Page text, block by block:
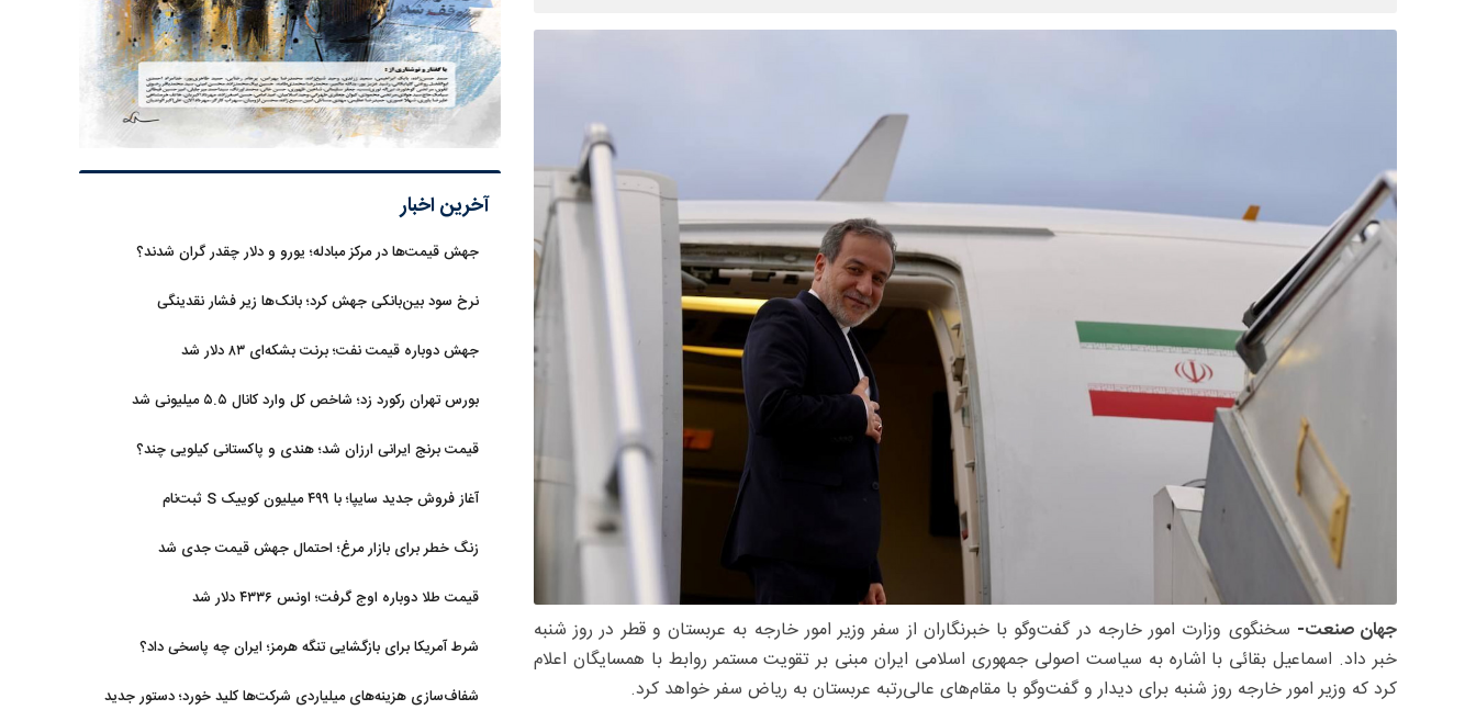
جهان صنعت- سخنگوی وزارت امور خارجه در گفت‌وگو با خبرنگاران از سفر وزیر امور خارجه به عربستان و قطر در روز شنبه‌
خبر داد. اسماعیل بقائی با اشاره به سیاست اصولی جمهوری اسلامی ایران مبنی بر تقویت مستمر روابط با همسایگان اعلام
کرد که وزیر امور خارجه روز شنبه برای دیدار و گفت‌وگو با مقام‌های عالی‌رتبه عربستان به ریاض سفر خواهد کرد.
آخرین اخبار
جهش قیمت‌ها در مرکز مبادله؛ یورو و دلار چقدر گران شدند؟
نرخ سود بین‌بانکی جهش کرد؛ بانک‌ها زیر فشار نقدینگی
جهش دوباره قیمت نفت؛ برنت بشکه‌ای ۸۳ دلار شد
بورس تهران رکورد زد؛ شاخص کل وارد کانال ۵.۵ میلیونی شد
قیمت برنج ایرانی ارزان شد؛ هندی و پاکستانی کیلویی چند؟
آغاز فروش جدید سایپا؛ با ۴۹۹ میلیون کوییک S ثبت‌نام
زنگ خطر برای بازار مرغ؛ احتمال جهش قیمت جدی شد
قیمت طلا دوباره اوج گرفت؛ اونس ۴۳۳۶ دلار شد
شرط آمریکا برای بازگشایی تنگه هرمز؛ ایران چه پاسخی داد؟
شفاف‌سازی هزینه‌های میلیاردی شرکت‌ها کلید خورد؛ دستور جدید